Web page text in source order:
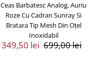
Ceas Barbatesc Analog, Auriu
Roze Cu Cadran Sunray Si
Bratara Tip Mesh Din Oțel
Inoxidabil
Preț
349,50 lei Preț
699,00 lei